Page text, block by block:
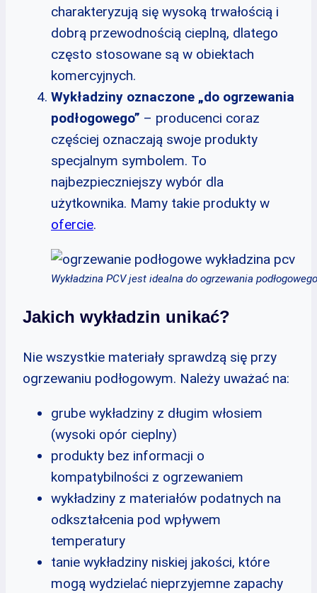
charakteryzują się wysoką trwałością i
dobrą przewodnością cieplną, dlatego
często stosowane są w obiektach
komercyjnych.
Wykładziny oznaczone „do ogrzewania
podłogowego” – producenci coraz
częściej oznaczają swoje produkty
specjalnym symbolem. To
najbezpieczniejszy wybór dla
użytkownika. Mamy takie produkty w
ofercie.
Wykładzina PCV jest idealna do ogrzewania podłogowego
Jakich wykładzin unikać?
Nie wszystkie materiały sprawdzą się przy
ogrzewaniu podłogowym. Należy uważać na:
grube wykładziny z długim włosiem
(wysoki opór cieplny)
produkty bez informacji o
kompatybilności z ogrzewaniem
wykładziny z materiałów podatnych na
odkształcenia pod wpływem
temperatury
tanie wykładziny niskiej jakości, które
mogą wydzielać nieprzyjemne zapachy